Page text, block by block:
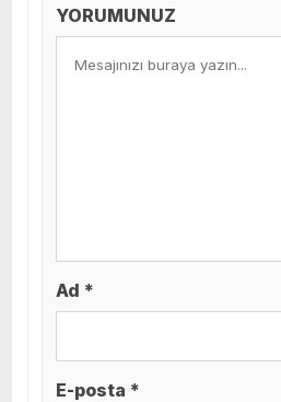
YORUMUNUZ
Ad *
E-posta *